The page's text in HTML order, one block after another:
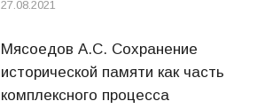
27.08.2021
Мясоедов А.С. Сохранение
исторической памяти как часть
комплексного процесса